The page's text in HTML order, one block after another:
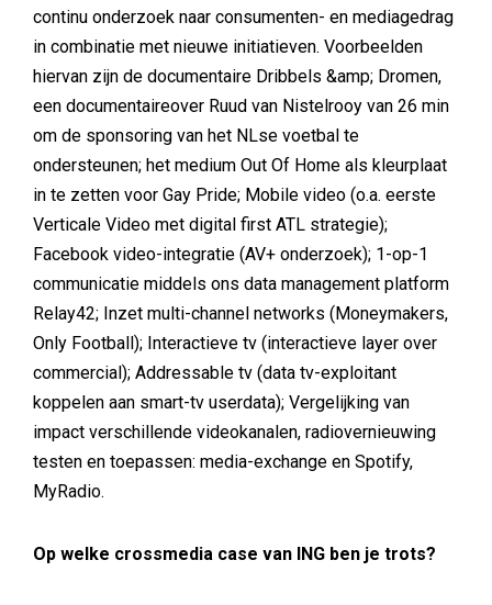
continu onderzoek naar consumenten- en mediagedrag
in combinatie met nieuwe initiatieven. Voorbeelden
hiervan zijn de documentaire Dribbels &amp; Dromen,
een documentaireover Ruud van Nistelrooy van 26 min
om de sponsoring van het NLse voetbal te
ondersteunen; het medium Out Of Home als kleurplaat
in te zetten voor Gay Pride; Mobile video (o.a. eerste
Verticale Video met digital first ATL strategie);
Facebook video-integratie (AV+ onderzoek); 1-op-1
communicatie middels ons data management platform
Relay42; Inzet multi-channel networks (Moneymakers,
Only Football); Interactieve tv (interactieve layer over
commercial); Addressable tv (data tv-exploitant
koppelen aan smart-tv userdata); Vergelijking van
impact verschillende videokanalen, radiovernieuwing
testen en toepassen: media-exchange en Spotify,
MyRadio.
Op welke crossmedia case van ING ben je trots?